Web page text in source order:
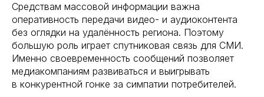
Средствам массовой информации важна
оперативность передачи видео- и аудиоконтента
без оглядки на удалённость региона. Поэтому
большую роль играет спутниковая связь для СМИ.
Именно своевременность сообщений позволяет
медиакомпаниям развиваться и выигрывать
в конкурентной гонке за симпатии потребителей.